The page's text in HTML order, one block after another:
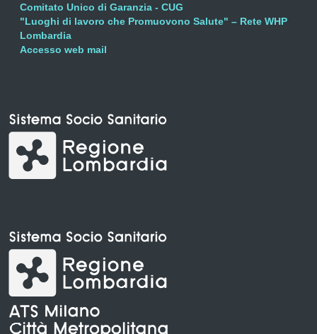
Comitato Unico di Garanzia - CUG
"Luoghi di lavoro che Promuovono Salute" – Rete WHP
Lombardia
Accesso web mail